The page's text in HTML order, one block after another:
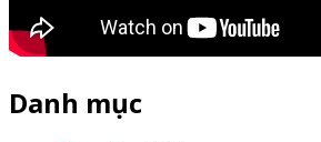
Danh mục